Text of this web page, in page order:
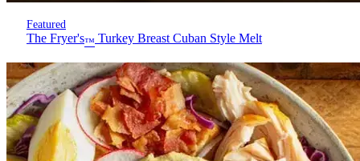
Featured
The Fryer's™ Turkey Breast Cuban Style Melt